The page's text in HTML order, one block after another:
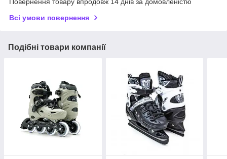
Всі умови повернення
Подібні товари компанії